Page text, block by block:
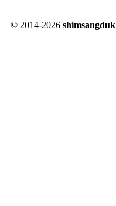
© 2014-2026 shimsangduk